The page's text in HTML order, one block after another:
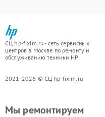
СЦ hp-fixim.ru - сеть сервисных
центров в Москве по ремонту и
обслуживанию техники HP
2021-2026 © СЦ hp-fixim.ru
Мы ремонтируем